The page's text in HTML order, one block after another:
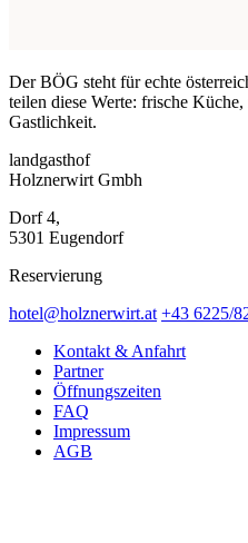
Der BÖG steht für echte
teilen diese Werte: frische
Gastlichkeit.
landgasthof
Holznerwirt Gmbh
Dorf 4,
5301 Eugendorf
Reservierung
hotel@holznerwirt.at +43 6225/
Kontakt & Anfahrt
Partner
Öffnungszeiten
FAQ
Impressum
AGB